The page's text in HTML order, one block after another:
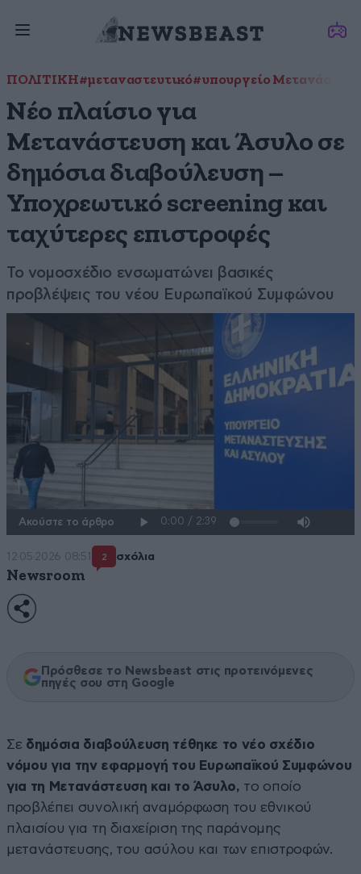
ΠΟΛΙΤΙΚΗ#μεταναστευτικό#υπουργείο
Νέο πλαίσιο για
Μετανάστευση και Άσυλο σε
δημόσια διαβούλευση –
Υποχρεωτικό screening και
ταχύτερες επιστροφές
Το νομοσχέδιο ενσωματώνει βασικές
προβλέψεις του νέου Ευρωπαϊκού Συμφώνου
Ακούστε το άρθρο
12·05·2026 08:51 2 σχόλια
Newsroom
Πρόσθεσε το Newsbeast στις προτεινόμενες
πηγές σου στη Google
Σε δημόσια διαβούλευση τέθηκε το νέο σχέδιο
νόμου για την εφαρμογή του Ευρωπαϊκού Συμφώνου
για τη Μετανάστευση και το Άσυλο, το οποίο
προβλέπει συνολική αναμόρφωση του εθνικού
πλαισίου για τη διαχείριση της παράνομης
μετανάστευσης, του ασύλου και των επιστροφών.